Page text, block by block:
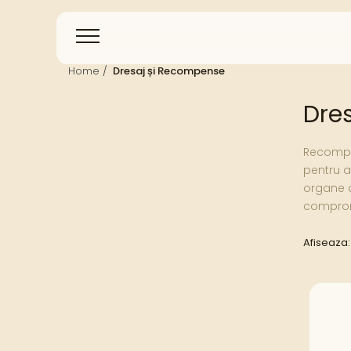
Home / Dresaj și Recompense
pentru
organe
Afiseaza: